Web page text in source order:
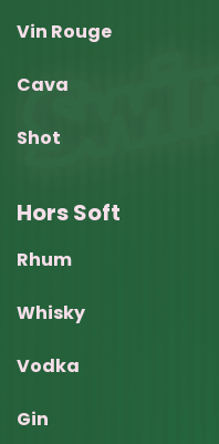
Vin Rouge
Cava
Shot
Hors Soft
Rhum
Whisky
Vodka
Gin